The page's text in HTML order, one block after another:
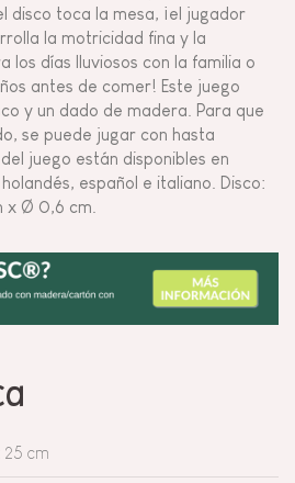
disco toca la mesa, ¡el jugador
la motricidad fina y la
los días lluviosos con la familia o
antes de comer! Este juego
y un dado de madera. Para que
se puede jugar con hasta
juego están disponibles en
español e italiano. Disco:
x Ø 0,6 cm.
25 cm